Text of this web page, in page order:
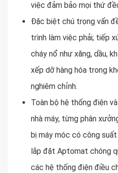
việc đảm bảo mọi thứ
Đặc biệt chú trọng vấn
trình làm việc phải; tiếp
cháy nổ như xăng, dầu,
xếp dỡ hàng hóa trong
nghiêm chỉnh.
Toàn bộ hệ thống điện
nhà máy, từng phân
bị máy móc có công
lắp đặt Aptomat chóng
các hệ thống điện điều